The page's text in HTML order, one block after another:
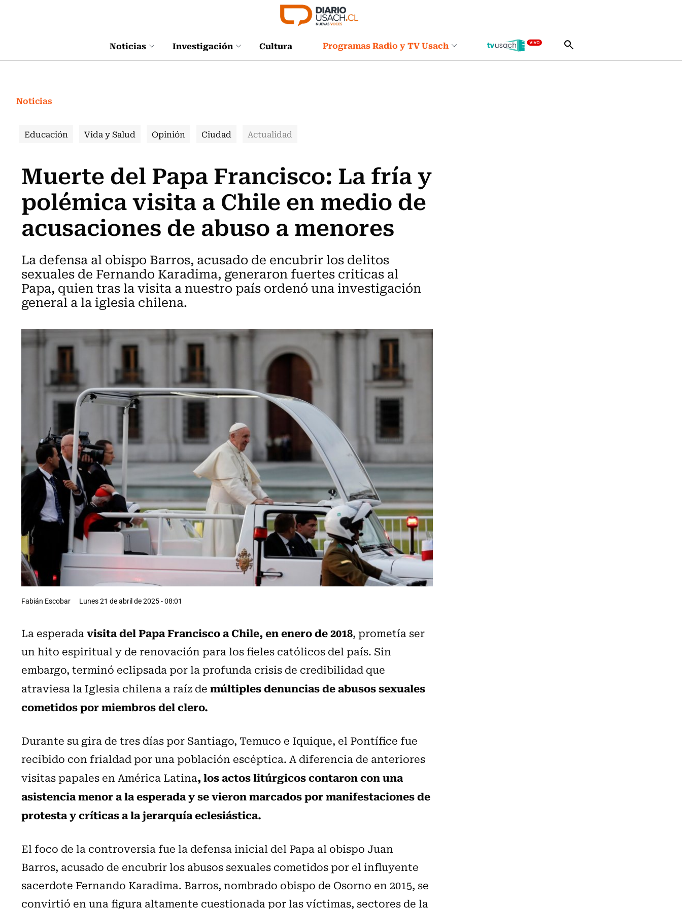
Noticias Investigación Cultura Programas Radio y TV Usach
Noticias
Educación Vida y Salud Opinión Ciudad Actualidad
Muerte del Papa Francisco: La fría y
polémica visita a Chile en medio de
acusaciones de abuso a menores
La defensa al obispo Barros, acusado de encubrir los delitos
sexuales de Fernando Karadima, generaron fuertes criticas al
Papa, quien tras la visita a nuestro país ordenó una investigación
general a la iglesia chilena.
Fabián Escobar Lunes 21 de abril de 2025 - 08:01
La esperadavisita del Papa Francisco a Chile, en enero de 2018, prometía ser
un hito espiritual y de renovación para los fieles católicos del país. Sin
embargo, terminó eclipsada por la profunda crisis de credibilidad que
atraviesa la Iglesia chilena a raíz demúltiples denuncias de abusos sexuales
cometidos por miembros del clero.
Durante su gira de tres días por Santiago, Temuco e Iquique, el Pontífice fue
recibido con frialdad por una población escéptica. A diferencia de anteriores
visitas papales en América Latina, los actos litúrgicos contaron con una
asistencia menor a la esperada y se vieron marcados por manifestaciones de
protesta y críticas a la jerarquía eclesiástica.
El foco de la controversia fue la defensa inicial del Papa al obispo Juan
Barros, acusado de encubrir los abusos sexuales cometidos por el influyente
sacerdote Fernando Karadima. Barros, nombrado obispo de Osorno en 2015, se
convirtió en una figura altamente cuestionada por las víctimas, sectores de la